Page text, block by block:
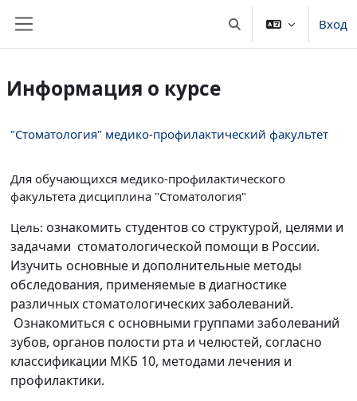
Изменить данныеВход
Информация о курсе
"Стоматология" медико-профилактический факультет
Для обучающихся медико-профилактического
факультета дисциплина "Стоматология"
Цель: ознакомить студентов со структурой, целями и
задачами стоматологической помощи в России.
Изучить основные и дополнительные методы
обследования, применяемые в диагностике
различных стоматологических заболеваний.
Ознакомиться с основными группами заболеваний
зубов, органов полости рта и челюстей, согласно
классификации МКБ 10, методами лечения и
профилактики.